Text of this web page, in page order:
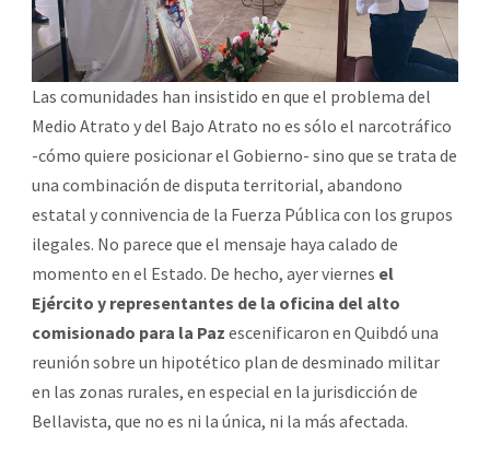
Las comunidades han insistido en que el problema del
Medio Atrato y del Bajo Atrato no es sólo el narcotráfico
-cómo quiere posicionar el Gobierno- sino que se trata de
una combinación de disputa territorial, abandono
estatal y connivencia de la Fuerza Pública con los grupos
ilegales. No parece que el mensaje haya calado de
momento en el Estado. De hecho, ayer viernes el
Ejército y representantes de la oficina del alto
comisionado para la Paz escenificaron en Quibdó una
reunión sobre un hipotético plan de desminado militar
en las zonas rurales, en especial en la jurisdicción de
Bellavista, que no es ni la única, ni la más afectada.